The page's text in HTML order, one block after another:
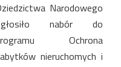
Narodowego
nabór do
Ochrona
nieruchomych i